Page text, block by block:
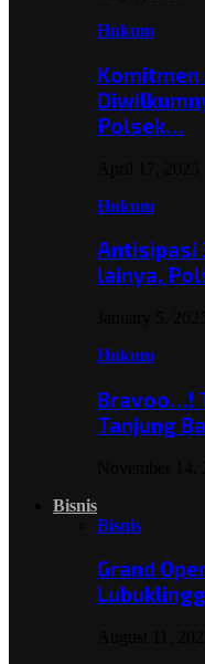
Hukum
Komitmen
Polsek…
Hukum
Antisipasi
lainya,
Hukum
Bravoo…!
Tanjung
Bisnis
Bisnis
Grand